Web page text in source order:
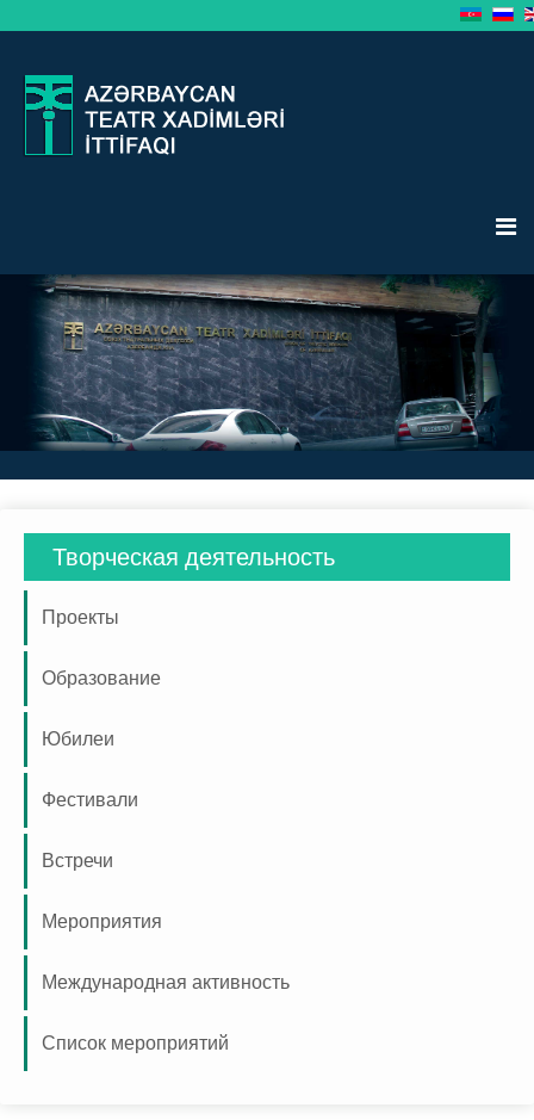
Творческая деятельность
Проекты
Образование
Юбилеи
Фестивали
Встречи
Мероприятия
Международная активность
Список мероприятий